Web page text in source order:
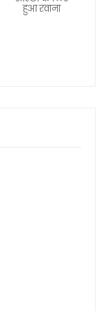
हुआ रवाना